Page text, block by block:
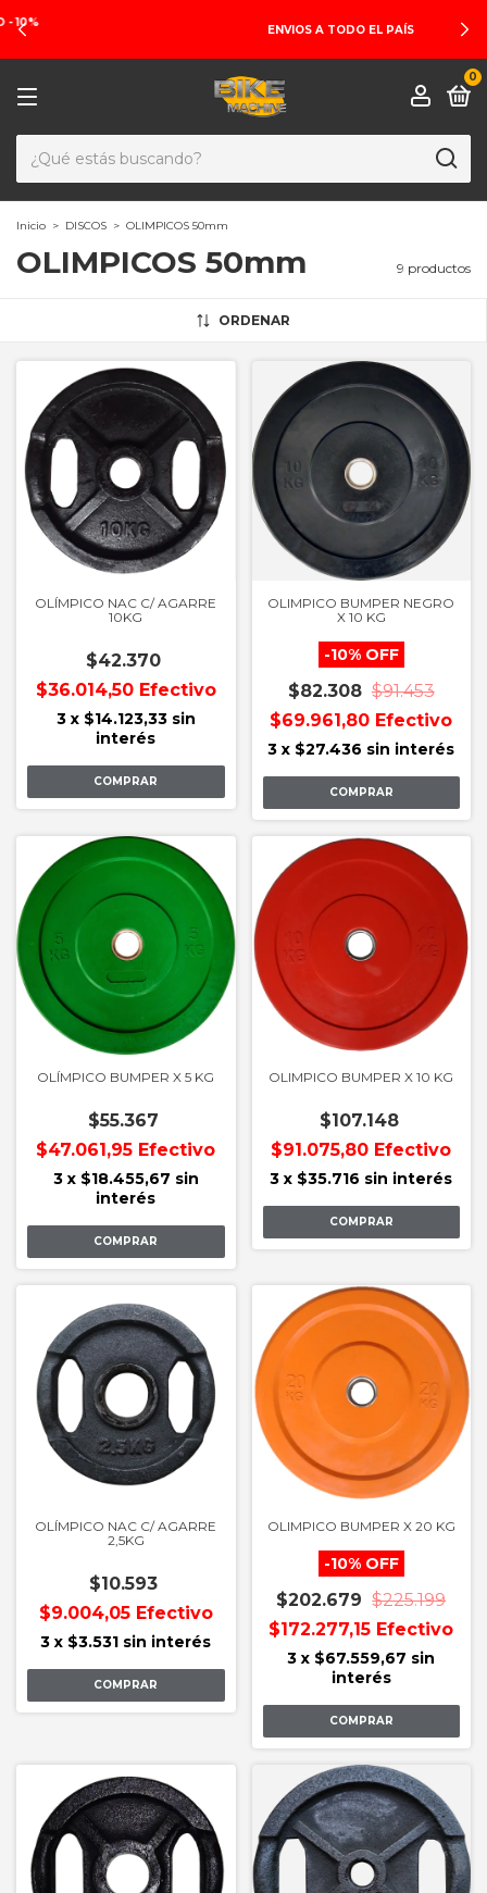
ENVIOS A TODO EL PAÍS
0
Inicio > DISCOS > OLIMPICOS 50mm
OLIMPICOS 50mm 9 productos
ORDENAR
OLÍMPICO NAC C/ AGARRE
10KG
$42.370
$36.014,50 Efectivo
3 x $14.123,33 sin
interés
OLIMPICO BUMPER NEGRO
X 10 KG
-10% OFF
$82.308 $91.453
$69.961,80 Efectivo
3 x $27.436 sin interés
OLÍMPICO BUMPER X 5 KG
$55.367
$47.061,95 Efectivo
3 x $18.455,67 sin
interés
OLIMPICO BUMPER X 10 KG
$107.148
$91.075,80 Efectivo
3 x $35.716 sin interés
OLÍMPICO NAC C/ AGARRE
2,5KG
$10.593
$9.004,05 Efectivo
3 x $3.531 sin interés
OLIMPICO BUMPER X 20 KG
-10% OFF
$202.679 $225.199
$172.277,15 Efectivo
3 x $67.559,67 sin
interés